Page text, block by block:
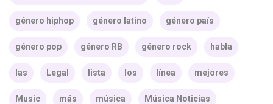
género hiphop género latino género país
género pop género RB género rock habla
las Legal lista los línea mejores
Music más música Música Noticias